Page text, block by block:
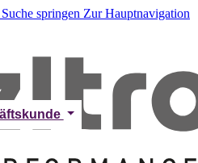
springen Zur Hauptnavigation